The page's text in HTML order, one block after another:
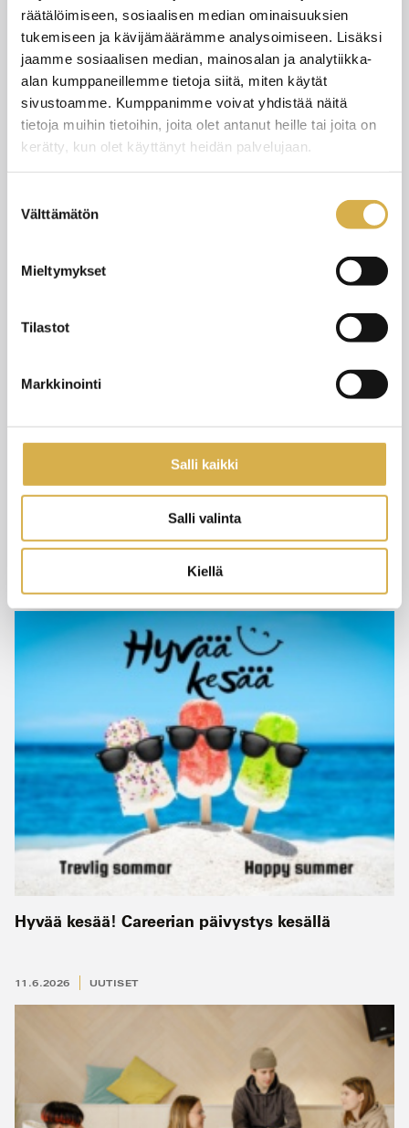
räätälöimiseen, sosiaalisen median ominaisuuksien
tukemiseen ja kävijämäärämme analysoimiseen. Lisäksi
jaamme sosiaalisen median, mainosalan ja analytiikka-
alan kumppaneillemme tietoja siitä, miten käytät
sivustoamme. Kumppanimme voivat yhdistää näitä
tietoja muihin tietoihin, joita olet antanut heille tai joita on
kerätty, kun olet käyttänyt heidän palvelujaan.
valinta
Välttämätön
Mieltymykset
Tilastot
Markkinointi
Salli kaikki
Salli valinta
Kiellä
Pedagoginen tiedonsiirto
3.8.2026 UUTISET
11.6.2026 UUTISET
Hyvää kesää! Careerian päivystys kesällä
11.6.2026 UUTISET